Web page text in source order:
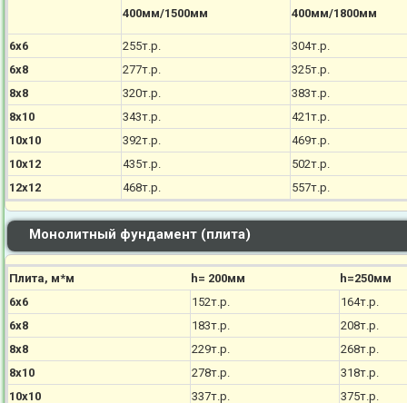
400мм/1500мм 400мм/1800мм
6х6 255т.р.
304т.р.
6х8
277т.р.
325т.р.
8х8
320т.р.
383т.р.
8х10
343т.р.
421т.р.
10х10
392т.р.
469т.р.
10х12
435т.р.
502т.р.
12х12
468т.р. 557т.р.
Монолитный фундамент (плита)
Плита, м*м h= 200мм
h=250мм
6х6
152т.р.
164т.р.
6х8
183т.р.
208т.р.
8х8
229т.р.
268т.р.
8х10
278т.р.
318т.р.
10х10
337т.р.
375т.р.